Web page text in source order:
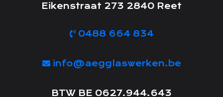
Eikenstraat 273 2840 Reet
0488 664 834
info@aegglaswerken.be
BTW BE 0627.944.643